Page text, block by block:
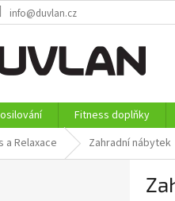
info@duvlan.cz
Fitness doplňky
a Relaxace Zahradní nábytek